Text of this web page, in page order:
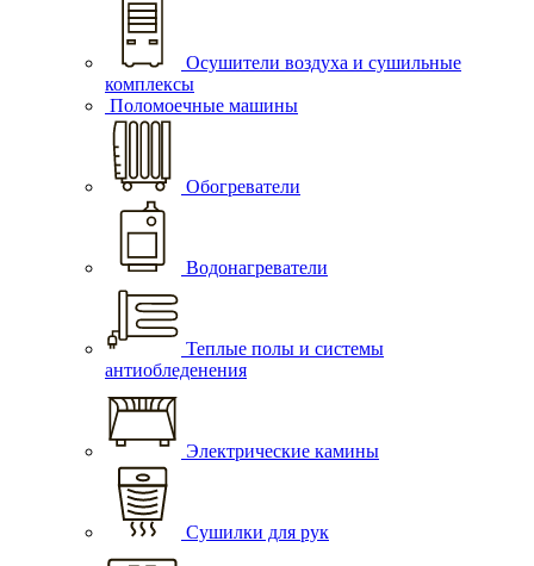
Осушители воздуха и сушильные
комплексы
Поломоечные машины
Обогреватели
Водонагреватели
Теплые полы и системы
антиобледенения
Электрические камины
Сушилки для рук